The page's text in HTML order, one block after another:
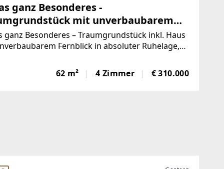
ganz Besonderes -
mit unverbaubarem
in absoluter Ruhelage,
ganz Besonderes – Traumgrundstück inkl. Haus
Fernblick in absoluter Ruhelage,
Villenlage von Tausendblum/ Neulenkbach
sich dieses außergewöhnliche
62 m² 4 Zimmer € 310.000